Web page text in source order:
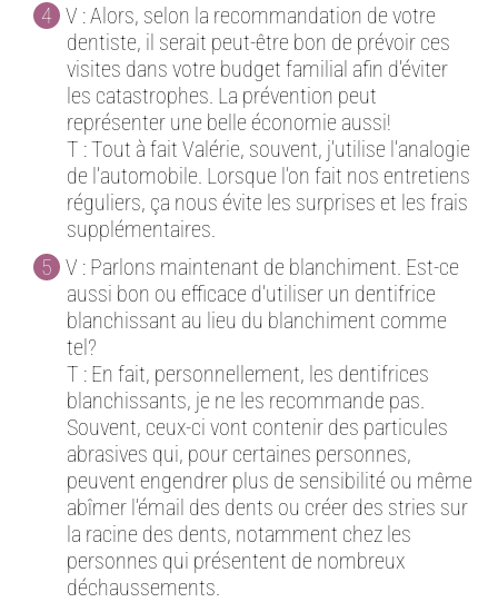
V : Alors, selon la recommandation de votre
dentiste, il serait peut-être bon de prévoir ces
visites dans votre budget familial afin d’éviter
les catastrophes. La prévention peut
représenter une belle économie aussi!
T : Tout à fait Valérie, souvent, j’utilise l’analogie
de l’automobile. Lorsque l’on fait nos entretiens
réguliers, ça nous évite les surprises et les frais
supplémentaires.
V : Parlons maintenant de blanchiment. Est-ce
aussi bon ou efficace d’utiliser un dentifrice
blanchissant au lieu du blanchiment comme
tel?
T : En fait, personnellement, les dentifrices
blanchissants, je ne les recommande pas.
Souvent, ceux-ci vont contenir des particules
abrasives qui, pour certaines personnes,
peuvent engendrer plus de sensibilité ou même
abîmer l’émail des dents ou créer des stries sur
la racine des dents, notamment chez les
personnes qui présentent de nombreux
déchaussements.